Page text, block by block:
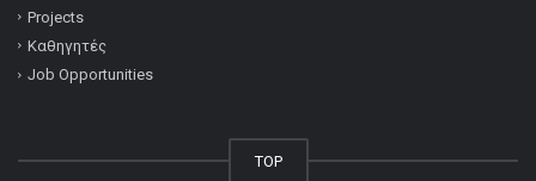
Projects
Καθηγητές
Job Opportunities
TOP